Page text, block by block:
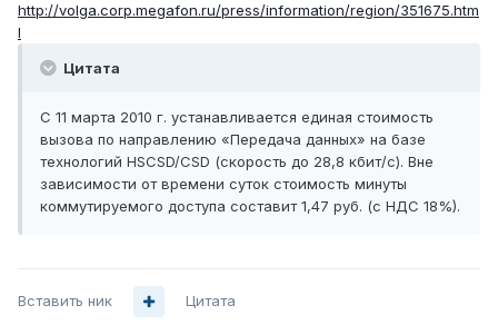
http://volga.corp.megafon.ru/press/information/region/351675.htm
l
Цитата
С 11 марта 2010 г. устанавливается единая стоимость
вызова по направлению «Передача данных» на базе
технологий HSCSD/CSD (скорость до 28,8 кбит/с). Вне
зависимости от времени суток стоимость минуты
коммутируемого доступа составит 1,47 руб. (с НДС 18%).
Вставить ник Цитата